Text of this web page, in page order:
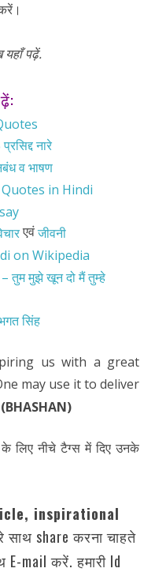
पढ़ें.
नारे
व भाषण
Quotes in Hindi
एवंजीवनी
on Wikipedia
– तुम मुझे खून दो मैं तुम्हे
सिंह
us with a great
may use it to deliver
के लिए नीचे टैग्स में दिए उनके
inspirational
साथ share करना चाहते
mail करें. हमारी Id